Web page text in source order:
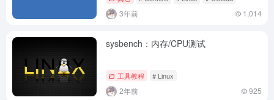
3年前 1,014
sysbench：内存/CPU测试
工具教程 # Linux
2年前 925